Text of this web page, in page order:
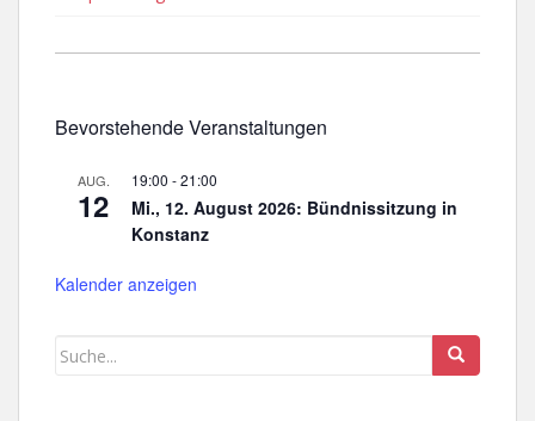
Bevorstehende Veranstaltungen
AUG.
12
19:00 -21:00
Mi., 12. August 2026: Bündnissitzung in
Konstanz
Kalender anzeigen